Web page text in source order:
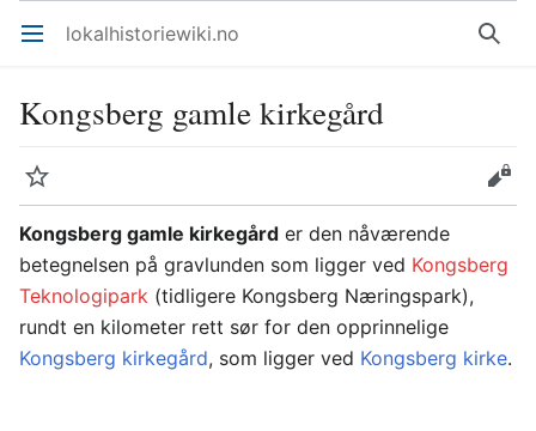
Åpne hovedmenyen lokalhistoriewiki.no Søk
Kongsberg gamle kirkegård
Overvåk
Rediger
Kongsberg gamle kirkegård er den nåværende
betegnelsen på gravlunden som ligger ved Kongsberg
Teknologipark (tidligere Kongsberg Næringspark),
rundt en kilometer rett sør for den opprinnelige
Kongsberg kirkegård, som ligger ved Kongsberg kirke.